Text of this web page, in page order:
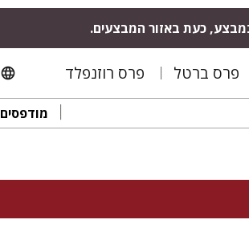
כעת באזור המבצעים.
פרס ברטל פרס רוזנפלד
מודפסים